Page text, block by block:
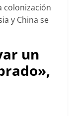
colonización
y China se
un